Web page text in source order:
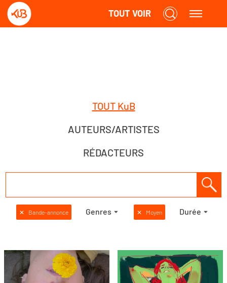
TOUT VOIR
TOUT KuB
AUTEURS/ARTISTES
RÉDACTEURS
✕ Bande-annonce Genres ✕ Moyen Durée